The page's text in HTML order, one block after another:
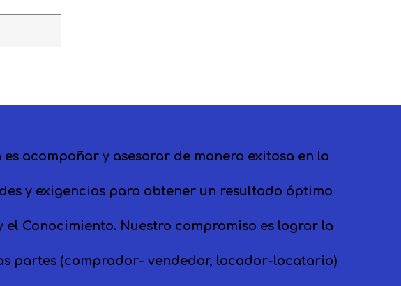
es acompañar y asesorar de manera exitosa en la
y exigencias para obtener un resultado óptimo
Conocimiento. Nuestro compromiso es lograr la
partes (comprador- vendedor, locador-locatario)